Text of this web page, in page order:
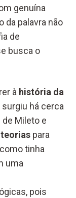
genuína
da palavra não
de
busca o
à história da
há cerca
de Mileto e
teorias para
tinha
uma
pois